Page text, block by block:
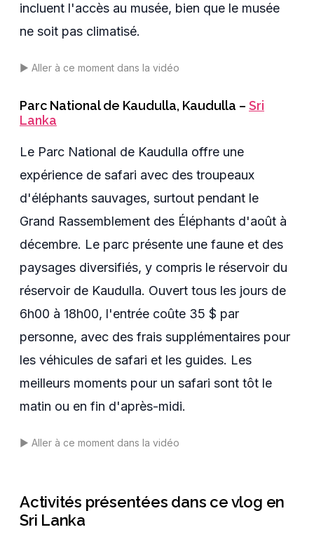
incluent l'accès au musée, bien que le musée
ne soit pas climatisé.
▶️ Aller à ce moment dans la vidéo
Parc National de Kaudulla, Kaudulla – Sri
Lanka
Le Parc National de Kaudulla offre une
expérience de safari avec des troupeaux
d'éléphants sauvages, surtout pendant le
Grand Rassemblement des Éléphants d'août à
décembre. Le parc présente une faune et des
paysages diversifiés, y compris le réservoir du
réservoir de Kaudulla. Ouvert tous les jours de
6h00 à 18h00, l'entrée coûte 35 $ par
personne, avec des frais supplémentaires pour
les véhicules de safari et les guides. Les
meilleurs moments pour un safari sont tôt le
matin ou en fin d'après-midi.
▶️ Aller à ce moment dans la vidéo
Activités présentées dans ce vlog en
Sri Lanka